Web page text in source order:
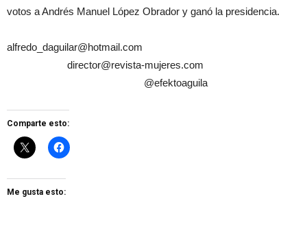
votos a Andrés Manuel López Obrador y ganó la presidencia.
alfredo_daguilar@hotmail.com
director@revista-mujeres.com
@efektoaguila
Comparte esto:
Me gusta esto: